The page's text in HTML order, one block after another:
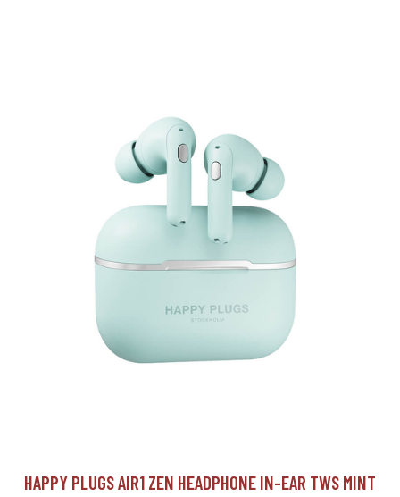
HAPPY PLUGS AIR1 ZEN HEADPHONE IN-EAR TWS MINT